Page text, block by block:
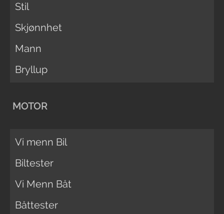
Stil
Skjønnhet
Mann
Bryllup
MOTOR
Vi menn Bil
Biltester
Vi Menn Båt
Båttester